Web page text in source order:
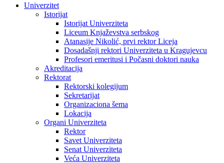
Univerzitet
Istorijat
Istorijat Univerziteta
Liceum Knjaževstva serbskog
Atanasije Nikolić, prvi rektor Liceja
Dosadašnji rektori Univerziteta u Kragujevcu
Profesori emeritusi i Počasni doktori nauka
Akreditacija
Rektorat
Rektorski kolegijum
Sekretarijat
Organizaciona šema
Lokacija
Organi Univerziteta
Rektor
Savet Univerziteta
Senat Univerziteta
Veća Univerziteta